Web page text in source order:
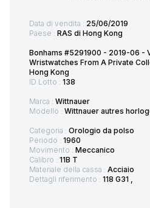
Data di vendita : 25/06/2019
Paese : RAS di Hong Kong
Bonhams #5291900 - 2019-06 -
Wristwatches From A Private
Hong Kong
ID Lotto : 138
Marca : Wittnauer
Modello : Wittnauer autres
Categoria : Orologio da polso
Periodo : 1960
Movimento : Meccanico
Calibro : 11B T
Materiale della cassa : Acciaio
Dettagli riferimento : 118 G31 ,